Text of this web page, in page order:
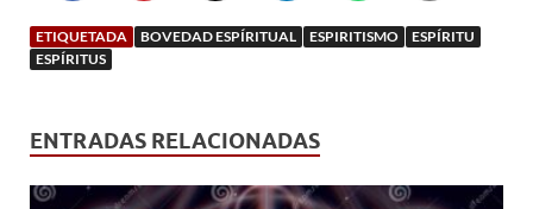
ETIQUETADA BOVEDAD ESPÍRITUAL ESPIRITISMO
ESPÍRITU
ESPÍRITUS
ENTRADAS RELACIONADAS